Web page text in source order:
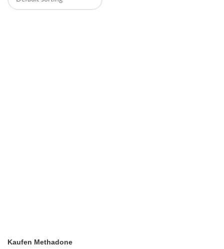
Kaufen Methadone